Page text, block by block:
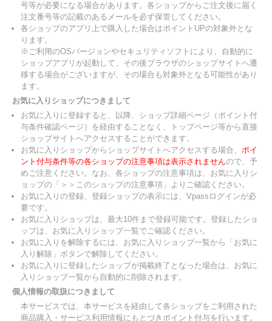
号等が必要になる場合があります。各ショップからご注文後に届く
注文番号等の記載のあるメールを必ず保管してください。
各ショップのアプリ上で購入した場合はポイントUPの対象外とな
ります。
※ご利用のOSバージョンやセキュリティソフトにより、自動的に
ショップアプリが起動して、その後ブラウザのショップサイトへ遷
移する場合がございますが、その場合も対象外となる可能性があり
ます。
お気に入りショップにつきまして
お気に入りに登録すると、以降、ショップ詳細ページ（ポイント付
与条件確認ページ）を経由することなく、トップページ等から直接
ショップサイトへアクセスすることができます。
お気に入りショップからショップサイトへアクセスする場合、 ポイ
ント付与条件等の各ショップの注意事項は表示されませんので、予
めご注意ください。なお、各ショップの注意事項は、お気に入りシ
ョップの「＞＞このショップの注意事項」よりご確認ください。
お気に入りの登録、登録ショップの表示には、Vpassログインが必
要です。
お気に入りショップは、最大10件まで登録可能です。登録したショ
ップは、お気に入りショップ一覧でご確認ください。
お気に入りを解除するには、お気に入りショップ一覧から「お気に
入り解除」ボタンで解除してください。
お気に入りに登録したショップが掲載終了となった場合は、お気に
入りショップ一覧から自動的に削除されます。
個人情報の取扱につきまして
本サービスでは、本サービスを経由して各ショップをご利用された
商品購入・サービス利用情報にもとづきポイント付与を行います。